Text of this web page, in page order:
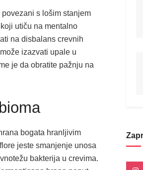
s lošim stanjem
utiču na mentalno
na disbalans crevnih
izazvati upale u
je da obratite pažnju na
bogata hranljivim
jeste smanjenje unosa
bakterija u crevima.